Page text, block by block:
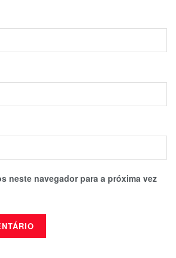
neste navegador para a próxima vez